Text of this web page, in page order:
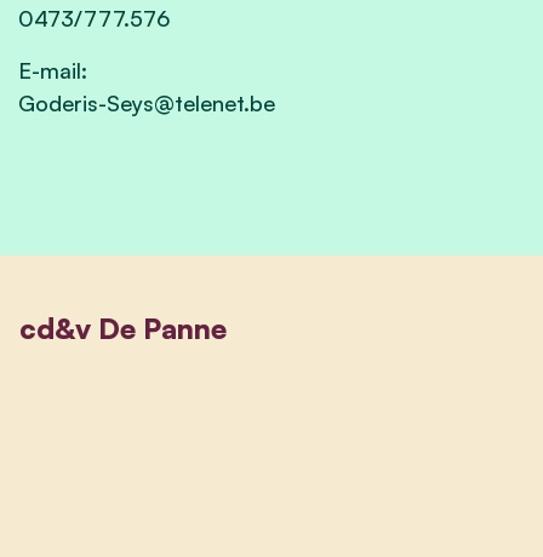
0473/777.576
E-mail:
Goderis-Seys@telenet.be
cd&v De Panne